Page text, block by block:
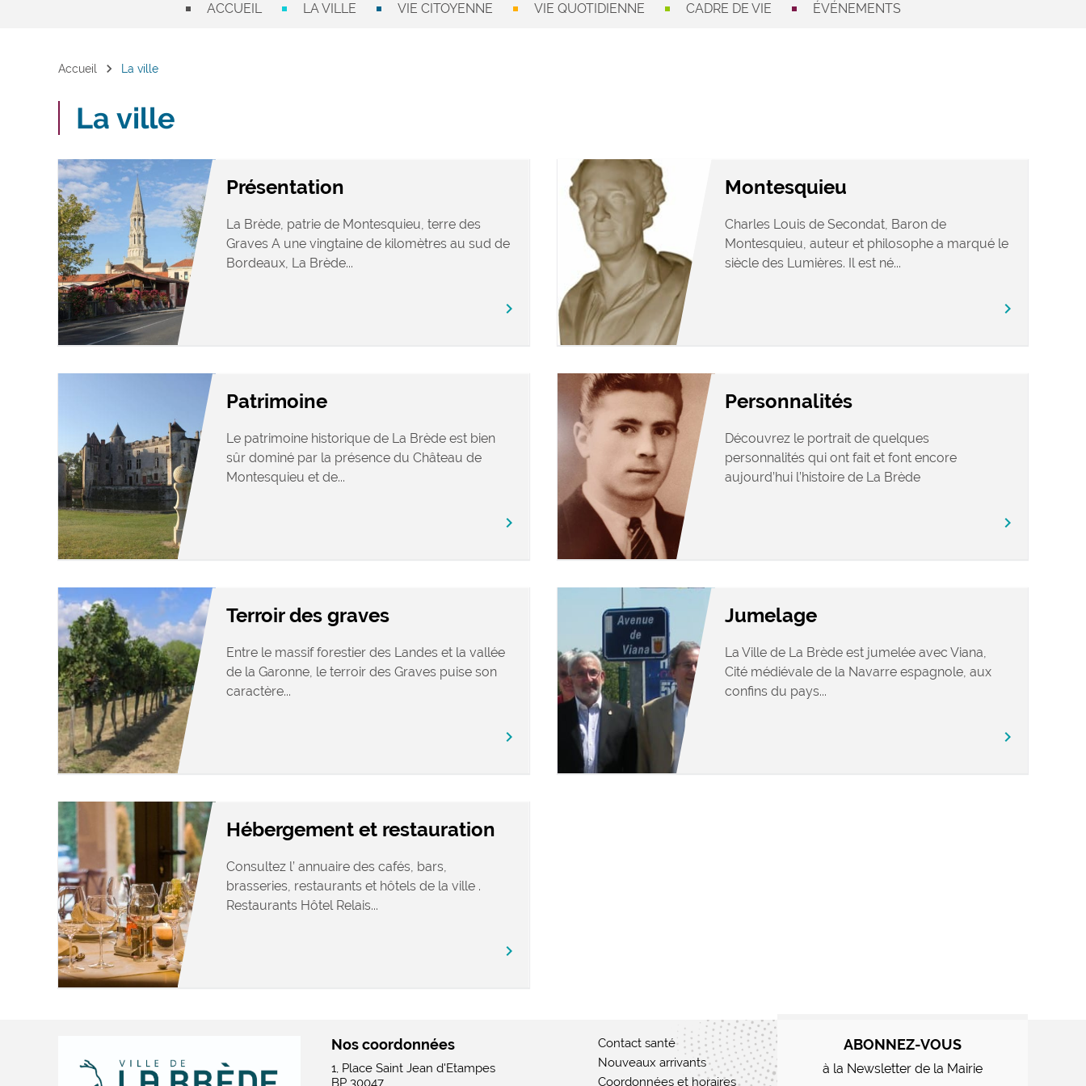
ACCUEIL LA VILLE VIE CITOYENNE VIE QUOTIDIENNE CADRE DE VIE ÉVÉNEMENTS
Accueil chevron_right La ville
La ville
Présentation
La Brède, patrie de Montesquieu, terre des
Graves A une vingtaine de kilomètres au sud de
Bordeaux, La Brède...
chevron_right
Montesquieu
Charles Louis de Secondat, Baron de
Montesquieu, auteur et philosophe a marqué le
siècle des Lumières. Il est né...
chevron_right
Patrimoine
Le patrimoine historique de La Brède est bien
sûr dominé par la présence du Château de
Montesquieu et de...
chevron_right
Personnalités
Découvrez le portrait de quelques
personnalités qui ont fait et font encore
aujourd’hui l’histoire de La Brède
chevron_right
Terroir des graves
Entre le massif forestier des Landes et la vallée
de la Garonne, le terroir des Graves puise son
caractère...
chevron_right
Jumelage
La Ville de La Brède est jumelée avec Viana,
Cité médiévale de la Navarre espagnole, aux
confins du pays...
chevron_right
Hébergement et restauration
Consultez l’ annuaire des cafés, bars,
brasseries, restaurants et hôtels de la ville .
Restaurants Hôtel Relais...
chevron_right
Nos coordonnées
1, Place Saint Jean d'Etampes
Contact santé
Nouveaux arrivants
Coordonnées et horaires
ABONNEZ-VOUS
à la Newsletter de la Mairie